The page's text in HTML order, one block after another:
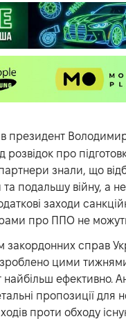
президент
про
знали, що
подальшу війну, а
заходи
про ППО не можуть
закордонних справ
цими
ефективно.
пропозиції для
проти обходу